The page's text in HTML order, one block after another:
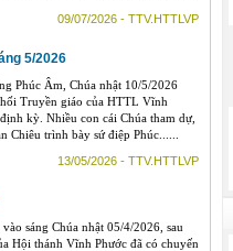
09/07/2026 - TTV.HTTLVP
5/2026
Phúc Âm, Chúa nhật 10/5/2026
Truyền giáo của HTTL Vĩnh
kỳ. Nhiều con cái Chúa tham dự,
trình bày sứ điệp Phúc......
13/05/2026 - TTV.HTTLVP
sáng Chúa nhật 05/4/2026, sau
Hội thánh Vĩnh Phước đã có chuyến